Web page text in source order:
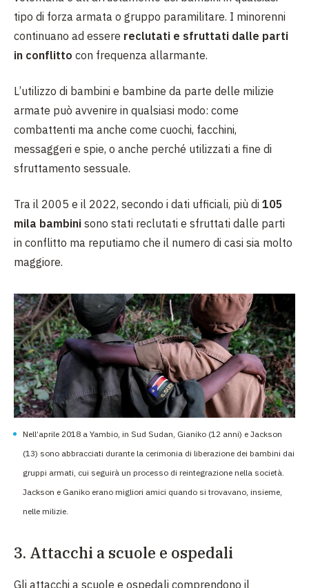
tipo di forza armata o gruppo paramilitare. I minorenni
continuano ad essere reclutati e sfruttati dalle parti
in conflitto con frequenza allarmante.
L’utilizzo di bambini e bambine da parte delle milizie
armate può avvenire in qualsiasi modo: come
combattenti ma anche come cuochi, facchini,
messaggeri e spie, o anche perché utilizzati a fine di
sfruttamento sessuale.
Tra il 2005 e il 2022, secondo i dati ufficiali, più di 105
mila bambini sono stati reclutati e sfruttati dalle parti
in conflitto ma reputiamo che il numero di casi sia molto
maggiore.
Nell’aprile 2018 a Yambio, in Sud Sudan, Gianiko (12 anni) e Jackson
(13) sono abbracciati durante la cerimonia di liberazione dei bambini dai
gruppi armati, cui seguirà un processo di reintegrazione nella società.
Jackson e Ganiko erano migliori amici quando si trovavano, insieme,
nelle milizie.
3. Attacchi a scuole e ospedali
Gli attacchi a scuole e ospedali comprendono il